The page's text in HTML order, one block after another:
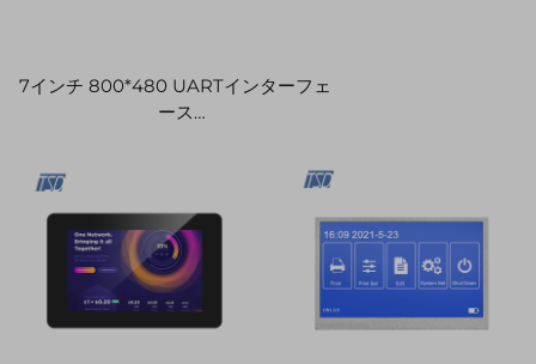
7インチ 800*480 UARTインターフェ
ース
TFT LCDディスプレイモジュール